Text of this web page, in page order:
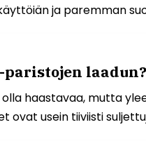
ja paremman
laadun?
haastavaa, mutta
ovat usein tiiviisti